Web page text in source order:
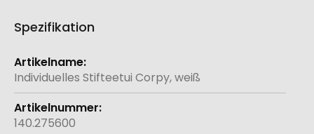
Spezifikation
Weitere
Informationen
Individuelles Stifteetui Corpy, weiß
140.275600